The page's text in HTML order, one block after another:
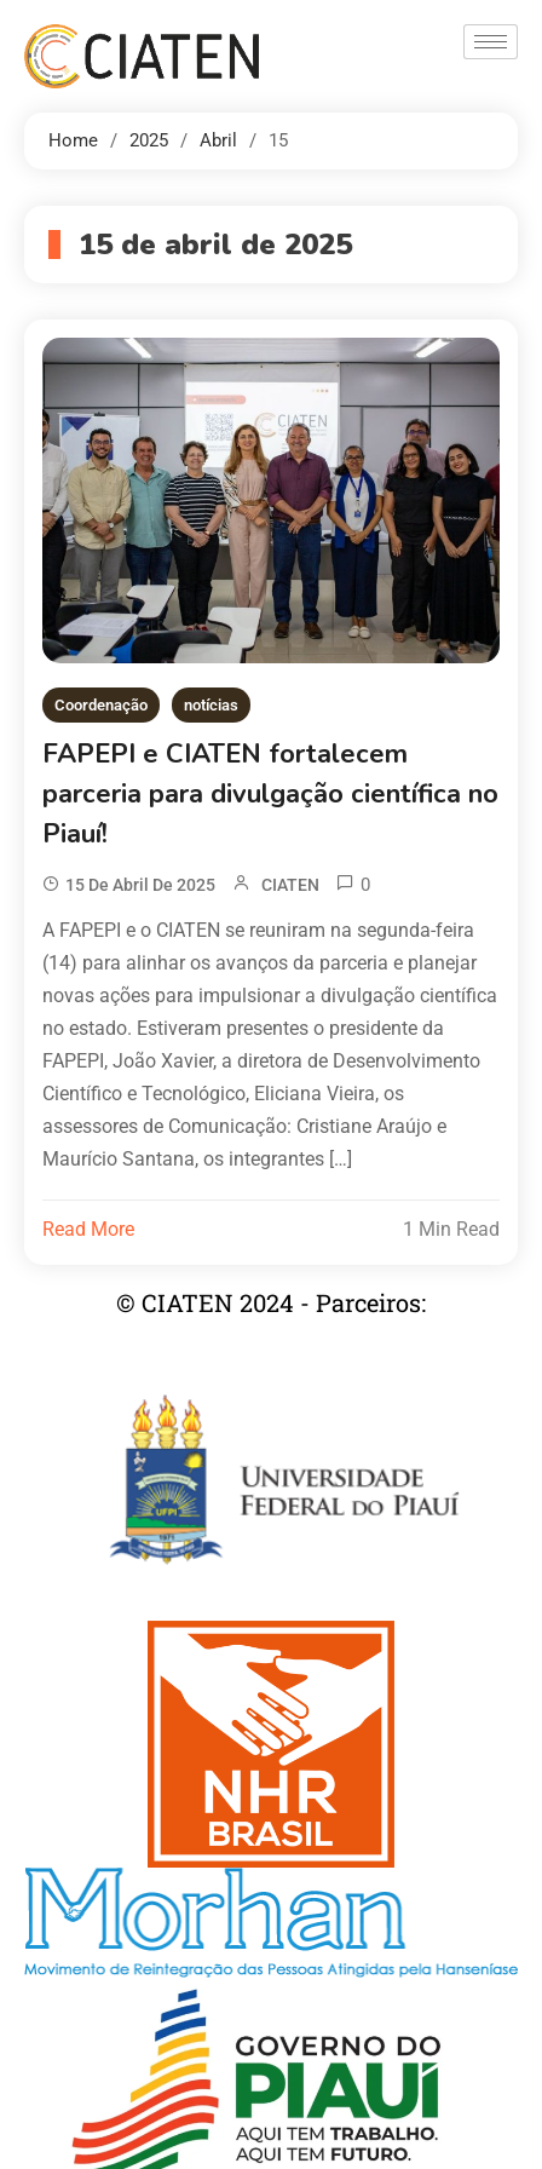
Home 2025 Abril 15
15 de abril de 2025
Coordenação notícias
FAPEPI e CIATEN fortalecem
parceria para divulgação científica no
Piauí!
15 De Abril De 2025 CIATEN 0
A FAPEPI e o CIATEN se reuniram na segunda-feira
(14) para alinhar os avanços da parceria e planejar
novas ações para impulsionar a divulgação científica
no estado. Estiveram presentes o presidente da
FAPEPI, João Xavier, a diretora de Desenvolvimento
Científico e Tecnológico, Eliciana Vieira, os
assessores de Comunicação: Cristiane Araújo e
Maurício Santana, os integrantes […]
Read More 1 Min Read
© CIATEN 2024 - Parceiros: